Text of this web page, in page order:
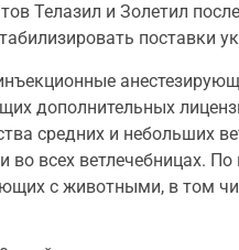
Телазил и Золетил
поставки
дополнительных
средних и небольших
всех ветлечебницах.
с животными, в том